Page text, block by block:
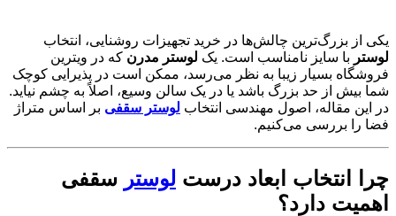
یکی از بزرگ‌ترین چالش‌ها در خرید تجهیزات روشنایی، انتخاب
لوستر با سایز نامناسب است. یک لوستر مدرن که در ویترین
فروشگاه بسیار زیبا به نظر می‌رسد، ممکن است در پذیرایی کوچک
شما بیش از حد بزرگ باشد یا در یک سالن وسیع، اصلاً به چشم نیاید.
در این مقاله، اصول مهندسی انتخاب لوستر سقفی بر اساس متراژ
فضا را بررسی می‌کنیم.
چرا انتخاب ابعاد درست لوستر سقفی
اهمیت دارد؟